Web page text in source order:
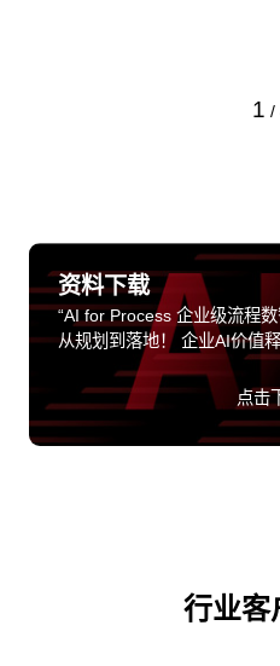
1 /
资料下载
“AI for Process 企业级流程
从规划到落地！ 企业AI价值
点击
行业客